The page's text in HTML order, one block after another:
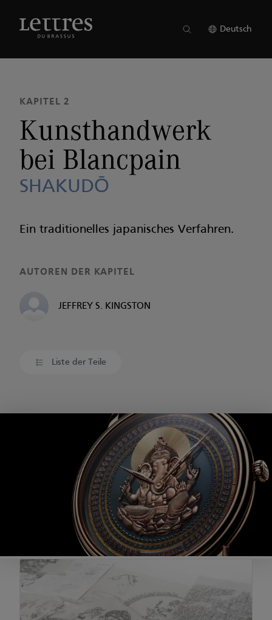
Deutsch
KAPITEL 2
Kunsthandwerk
bei Blancpain
SHAKUDŌ
Ein traditionelles japanisches Verfahren.
AUTOREN DER KAPITEL
JEFFREY S. KINGSTON
Liste der Teile